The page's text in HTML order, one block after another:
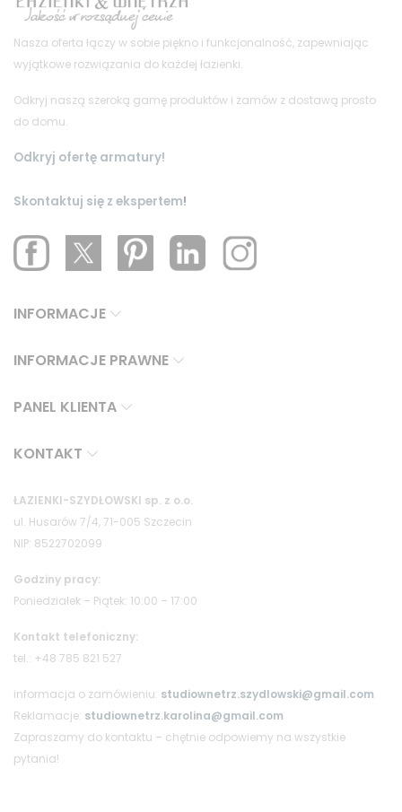
Nasza oferta łączy w sobie piękno i funkcjonalność, zapewniając
wyjątkowe rozwiązania do każdej łazienki.
Odkryj naszą szeroką gamę produktów i zamów z dostawą prosto
do domu.
Odkryj ofertę armatury!
Skontaktuj się z ekspertem!
INFORMACJE
INFORMACJE PRAWNE
PANEL KLIENTA
KONTAKT
ŁAZIENKI-SZYDŁOWSKI sp. z o.o.
ul. Husarów 7/4, 71-005 Szczecin
NIP: 8522702099
Godziny pracy:
Poniedziałek – Piątek: 10:00 – 17:00
Kontakt telefoniczny:
tel.: +48 785 821 527
informacja o zamówieniu: studiownetrz.szydlowski@gmail.com
Reklamacje: studiownetrz.karolina@gmail.com
Zapraszamy do kontaktu – chętnie odpowiemy na wszystkie
pytania!